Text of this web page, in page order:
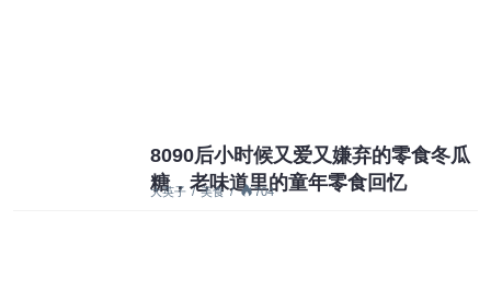
8090后小时候又爱又嫌弃的零食​冬瓜
糖，老味道里的童年零食回忆
大英子 / 美食 / 704